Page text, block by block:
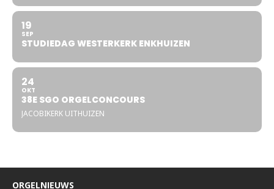
19
SEP
STUDIEDAG WESTERKERK ENKHUIZEN
24
OKT
38E SGO ORGELCONCOURS
JACOBIKERK UITHUIZEN
ORGELNIEUWS